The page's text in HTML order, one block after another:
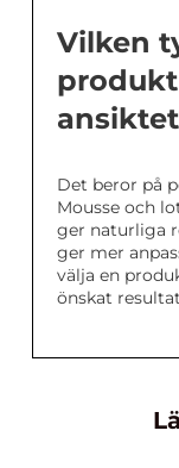
Vilken
Det beror på
Mousse och
ger naturliga
ger mer
välja en
önskat